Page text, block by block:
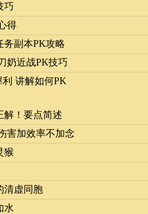
巧
得
务副本PK攻略
奶近战PK技巧
利 讲解如何PK
解！要点简述
害加效率不加念
猴
清虚同胞
水